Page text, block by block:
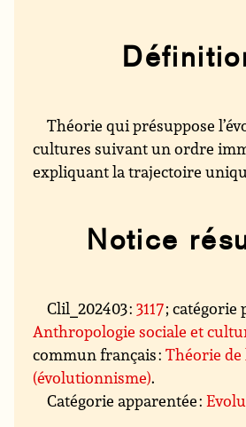
Théorie qui présuppose
cultures suivant un ordre
expliquant la trajectoire
Notice
Clil_202403 :3117; catégorie
Anthropologie sociale et
commun français :Théorie de
(évolutionnisme).
Catégorie apparentée :